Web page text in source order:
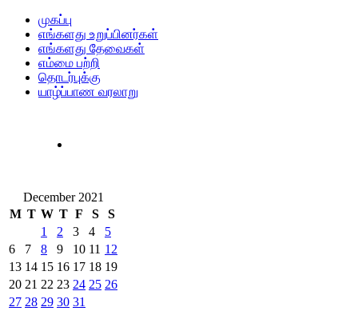
முகப்பு
எங்களது உறுப்பினர்கள்
எங்களது தேவைகள்
எம்மை பற்றி
தொடர்புக்கு
யாழ்ப்பாண வரலாறு
December 2021
M T W T F S
S
1
2 3 4
5
6
7 8 9 10 11 12
13 14 15 16 17 18 19
20 21 22 23 24 25 26
27 28 29 30 31